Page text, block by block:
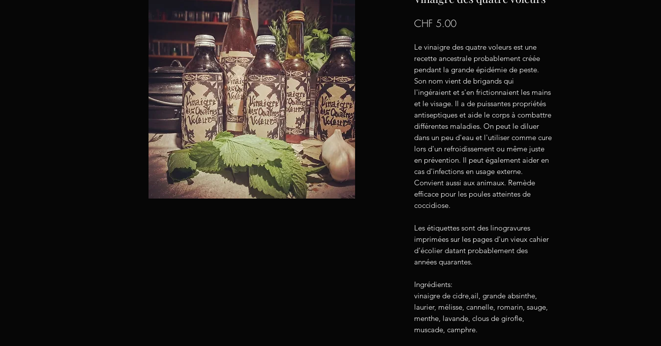
CHF 5.00Price
Le vinaigre des quatre voleurs est une
recette ancestrale probablement créée
pendant la grande épidémie de peste.
Son nom vient de brigands qui
l'ingéraient et s'en frictionnaient les mains
et le visage. Il a de puissantes propriétés
antiseptiques et aide le corps à combattre
différentes maladies. On peut le diluer
dans un peu d'eau et l'utiliser comme cure
lors d'un refroidissement ou même juste
en prévention. Il peut également aider en
cas d'infections en usage externe.
Convient aussi aux animaux. Remède
efficace pour les poules atteintes de
coccidiose.
Les étiquettes sont des linogravures
imprimées sur les pages d'un vieux cahier
d'écolier datant probablement des
années quarantes.
Ingrédients:
vinaigre de cidre,ail, grande absinthe,
laurier, mélisse, cannelle, romarin, sauge,
menthe, lavande, clous de girofle,
muscade, camphre.